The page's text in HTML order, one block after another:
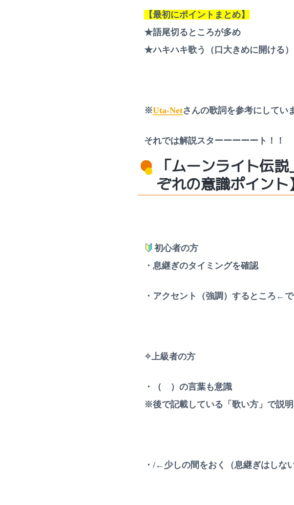
【最初にポイントまとめ】
★語尾切るところが多め
★ハキハキ歌う（口大きめに開ける）
※Uta-Netさんの歌詞を参考にしてい
それでは解説スターーーーート！！
「ムーンライト伝説
ぞれの意識ポイント
初心者の方
・息継ぎのタイミングを確認
・アクセント（強調）するところ←
✧上級者の方
・（ ）の言葉も意識
※後で記載している「歌い方」で説明
・/←少しの間をおく（息継ぎはしない